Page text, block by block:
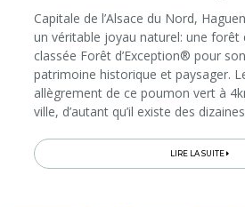
Capitale de l’Alsace du Nord,
un véritable joyau naturel: une forêt
classée Forêt d’Exception® pour
patrimoine historique et paysager.
allègrement de ce poumon vert à
ville, d’autant qu’il existe des
vous y offrir un véri
LIRE LA SUITE